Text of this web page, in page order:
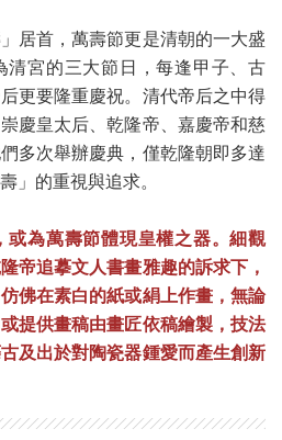
居首，萬壽節更是清朝的一大盛
清宮的三大節日，每逢甲子、古
更要隆重慶祝。清代帝后之中得
慶皇太后、乾隆帝、嘉慶帝和慈
多次舉辦慶典，僅乾隆朝即多達
」的重視與追求。
或為萬壽節體現皇權之器。細觀
帝追摹文人書畫雅趣的訴求下，
佛在素白的紙或絹上作畫，無論
提供畫稿由畫匠依稿繪製，技法
及出於對陶瓷器鍾愛而產生創新